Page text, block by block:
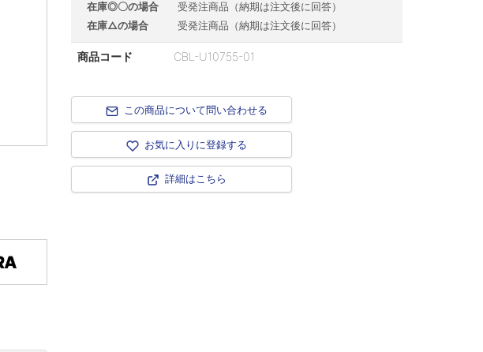
商品コード CBL-U10755-01
在庫◎〇の場合
受発注商品（納期は注文後に回答）
在庫△の場合
受発注商品（納期は注文後に回答）
この商品について問い合わせる
お気に入りに登録する
詳細はこちら